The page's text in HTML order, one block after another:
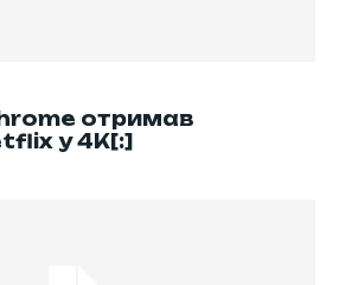
отримав
у 4K[:]